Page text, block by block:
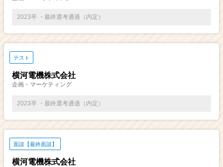
2023卒 ・最終選考通過（内定）
テスト
横河電機株式会社
企画・マーケティング
2023卒 ・最終選考通過（内定）
面談【最終面談】
横河電機株式会社